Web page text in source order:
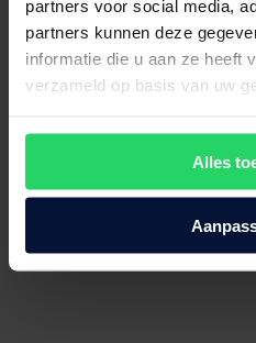
partners voor social media,
partners kunnen deze
informatie die u aan ze heeft
verzameld op basis van uw
Alles
Supeme 4-